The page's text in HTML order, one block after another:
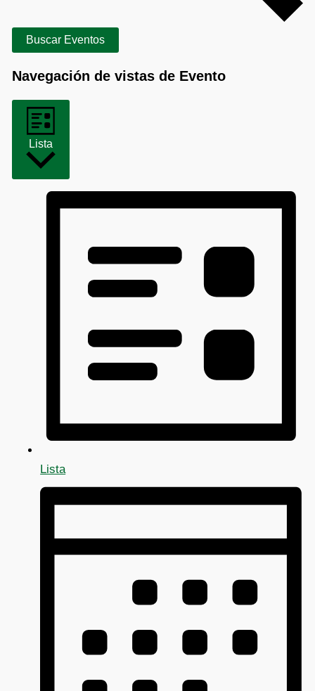
Buscar Eventos
Navegación de vistas de Evento
Lista
Lista